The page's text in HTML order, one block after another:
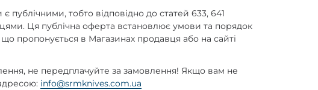
тобто відповідно до статей 633, 641
Ця публічна оферта встановлює умови та порядок
пропонується в Магазинах продавця або на сайті
не передплачуйте за замовлення! Якщо вам не
info@srmknives.com.ua